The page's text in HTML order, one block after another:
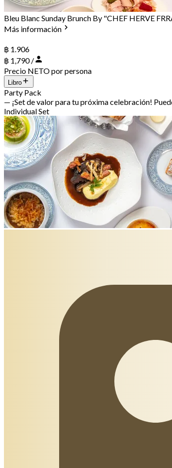
Bleu Blanc Sunday Brunch By "CHEF HERVE
Más información
฿ 1.906
฿ 1,790 /
Precio NETO por persona
Libro
Party Pack
— ¡Set de valor para tu próxima celebración!
Individual Set